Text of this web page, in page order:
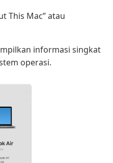
This Mac” atau
informasi singkat
operasi.